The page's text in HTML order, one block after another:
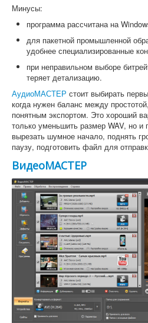
Минусы:
программа рассчитана на
для пакетной промышленной
удобнее специализированные
при неправильном выборе
теряет детализацию.
АудиоМАСТЕР стоит выбирать
когда нужен баланс между
понятным экспортом. Это хороший
только уменьшить размер WAV, но и
вырезать шумное начало, поднять
паузу, подготовить файл для
ВидеоМАСТЕР